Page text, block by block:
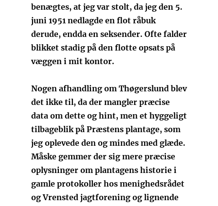
benægtes, at jeg var stolt, da jeg den 5.
juni 1951 nedlagde en flot råbuk
derude, endda en seksender. Ofte falder
blikket stadig på den flotte opsats på
væggen i mit kontor.
Nogen afhandling om Thøgerslund blev
det ikke til, da der mangler præcise
data om dette og hint, men et hyggeligt
tilbageblik på Præstens plantage, som
jeg oplevede den og mindes med glæde.
Måske gemmer der sig mere præcise
oplysninger om plantagens historie i
gamle protokoller hos menighedsrådet
og Vrensted jagtforening og lignende